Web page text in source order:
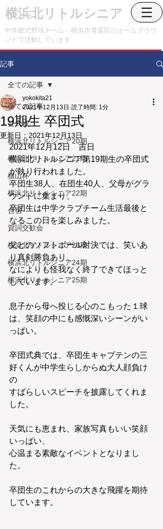
横浜北リトルシニア
中学硬式野球チーム・横浜市青葉区のホームグラウ
ンドで活動しています
記事
全ての記事
公式戦
横浜北リトルシニア20期
横浜北リトルシニア21期
横山杯
横浜北リトルシニア22期
合宿
賀詞交歓会
横浜北リトルシニア23期
横浜北リトルシニア24期
横浜北リトルシニア25期
全ての記事
19期生 卒団式
yokokita21
2021年12月13日 読了時間: 1分
更新日： 2021年12月13日
2021年12月12日　吉日
横浜北リトルシニア第19期生の卒団式
が執り行われました。
卒団生38人、在団生40人、父母がグラ
ウンドに集まり、
卒団生は中学クラブチーム生活最後と
なるこの日を楽しみました。
父とのソフトボール対決では、笑いあ
り真剣勝負あり、
なによりも怪我なく終了できてほっと
しています。
息子から母へ投じる心のこもった１球
は、笑顔の中にも感慨深いシーンがい
っぱい。
卒団式典では、卒団生キャプテンの三
好くんが中学生らしからぬ大人顔負け
の
すばらしいスピーチを披露してくれま
した。
天気にも恵まれ、家族写真もいい笑顔
いっぱい、
心温まる素敵なイベントとなりまし
た。
卒団生のこれからの大きな飛躍を期待
しています。